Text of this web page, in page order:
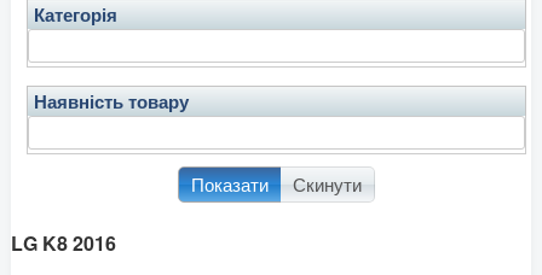
Категорія
Наявність товару
Показати Скинути
LG K8 2016